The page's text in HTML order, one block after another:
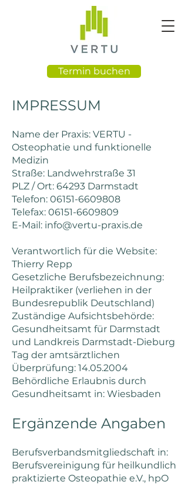
Termin buchen
IMPRESSUM
Name der Praxis: VERTU -
Osteophatie und funktionelle
Medizin
Straße: Landwehrstraße 31
PLZ / Ort: 64293 Darmstadt
Telefon: 06151-6609808
Telefax: 06151-6609809
E-Mail: info@vertu-praxis.de
Verantwortlich für die Website:
Thierry Repp
Gesetzliche Berufsbezeichnung:
Heilpraktiker (verliehen in der
Bundesrepublik Deutschland)
Zuständige Aufsichtsbehörde:
Gesundheitsamt für Darmstadt
und Landkreis Darmstadt-Dieburg
Tag der amtsärztlichen
Überprüfung: 14.05.2004
Behördliche Erlaubnis durch
Gesundheitsamt in: Wiesbaden
Ergänzende Angaben
Berufsverbandsmitgliedschaft in:
Berufsvereinigung für heilkundlich
praktizierte Osteopathie e.V., hpO